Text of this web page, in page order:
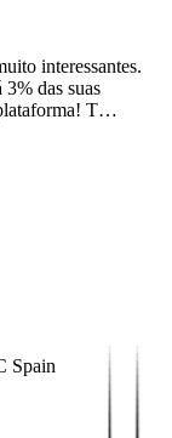
interessantes.
das suas
plataforma! T…
Spain